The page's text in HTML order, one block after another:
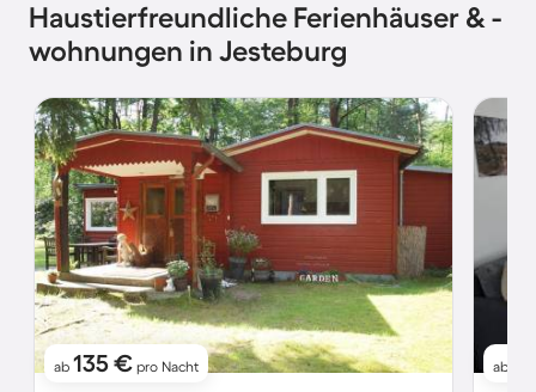
Haustierfreundliche Ferienhäuser & -
wohnungen in Jesteburg
ab 135 € pro Nacht ab